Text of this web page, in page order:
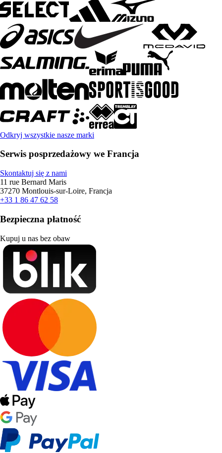
Odkryj wszystkie nasze marki
Serwis posprzedażowy we Francja
Skontaktuj się z nami
11 rue Bernard Maris
37270 Montlouis-sur-Loire, Francja
+33 1 86 47 62 58
Bezpieczna płatność
Kupuj u nas bez obaw